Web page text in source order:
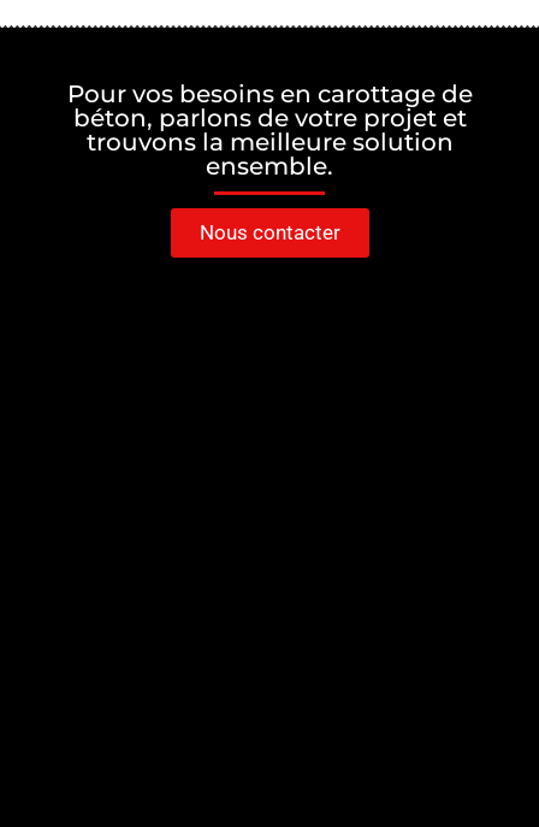
Pour vos besoins en carottage de
béton, parlons de votre projet et
trouvons la meilleure solution
ensemble.
Nous contacter